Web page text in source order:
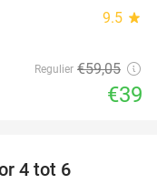
9.5 star
Regulier €59,05
€39
4 tot 6